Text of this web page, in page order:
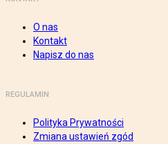
O nas
Kontakt
Napisz do nas
REGULAMIN
Polityka Prywatności
Zmiana ustawień zgód